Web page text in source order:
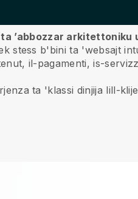
’abbozzar arkitettoniku
stess b'bini ta 'websajt
il-pagamenti, is-
ta 'klassi dinjija lill-